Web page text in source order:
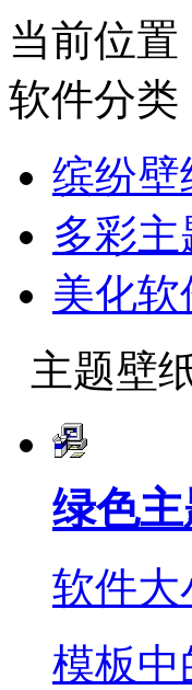
当前位置
软件分类
缤纷壁
多彩主
美化软
主题壁
绿色
软件大
模板中